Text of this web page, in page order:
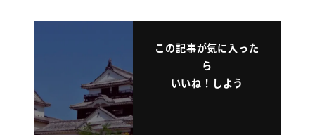
この記事が気に入った
ら
いいね！しよう